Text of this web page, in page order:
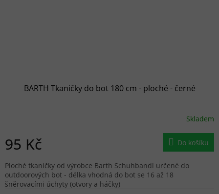
BARTH Tkaničky do bot 180 cm - ploché - černé
Skladem
95 Kč Do košíku
Ploché tkaničky od výrobce Barth Schuhbandl určené do
outdoorových bot - délka vhodná do bot se 16 až 18
šněrovacími úchyty (otvory a háčky)